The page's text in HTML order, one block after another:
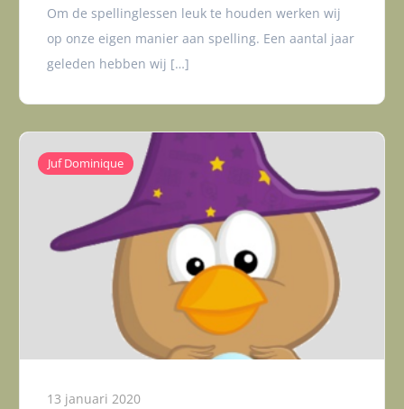
Om de spellinglessen leuk te houden werken wij
op onze eigen manier aan spelling. Een aantal jaar
geleden hebben wij […]
Juf Dominique
13 januari 2020